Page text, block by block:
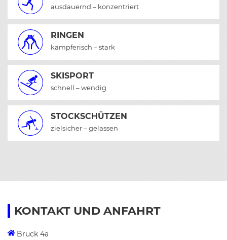
ausdauernd – konzentriert
RINGEN
kämpferisch – stark
SKISPORT
schnell – wendig
STOCKSCHÜTZEN
zielsicher – gelassen
KONTAKT UND ANFAHRT
Bruck 4a